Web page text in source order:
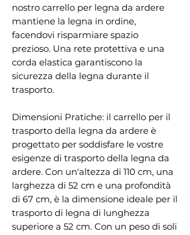
nostro carrello per legna da ardere
mantiene la legna in ordine,
facendovi risparmiare spazio
prezioso. Una rete protettiva e una
corda elastica garantiscono la
sicurezza della legna durante il
trasporto.
Dimensioni Pratiche: il carrello per il
trasporto della legna da ardere è
progettato per soddisfare le vostre
esigenze di trasporto della legna da
ardere. Con un'altezza di 110 cm, una
larghezza di 52 cm e una profondità
di 67 cm, è la dimensione ideale per il
trasporto di legna di lunghezza
superiore a 52 cm. Con un peso di soli